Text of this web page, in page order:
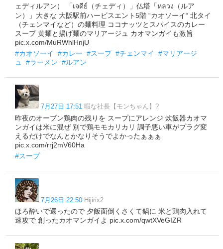
ェディルアン） 「เจดีย์（チェディ）」仏塔「หลวง（ルア
ン）」大きな 大阪駅前ハービスエント5階 “カオソーイ“ 北タイ
（チェンマイなど）の麺料理 ココナッツとスパイスのカレー
スープ 黄麺と揚げ麺のマリアージュ カオマンガイも激旨
pic.x.com/MuRWhlHnjU
#カオソーイ
#カレー #スープ #チェンマイ
#マリアージ
ュ
#ラーメン #ルアン
7月27日 17:51 暇な社長【モンちゃん】?
昨夜のオーブン鶏肉の残りを スープにアレンジ 炊飯器カオマ
ンガイは米に混ぜ 別で鶏モモカリカリ 調子悪い車がプラグ変
えるだけでなんとかなりそうでよかったぁぁぁ
pic.x.com/rrj2mV60Ha
#スープ
7月26日 22:50 Hijirix2
ほろ酔いで還ったので 夕飯面倒くさくて鍋に 米と鶏肉入れて
速攻で 創ったカオマンガイよ pic.x.com/qwtXVeGIZR